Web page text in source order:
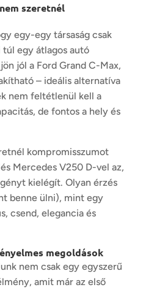
szeretnél
egy-egy társaság csak
egy átlagos autó
jól a Ford Grand C-Max,
– ideális alternatíva
nem feltétlenül kell a
de fontos a hely és
kompromisszumot
Mercedes V250 D-vel az,
kielégít. Olyan érzés
benne ülni), mint egy
csend, elegancia és
megoldások
nem csak egy egyszerű
amit már az első